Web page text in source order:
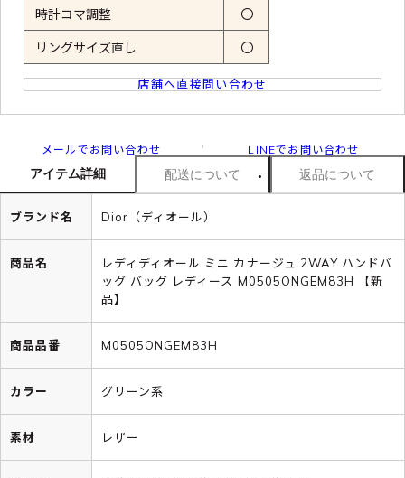
時計コマ調整 〇
リングサイズ直し 〇
店舗へ直接問い合わせ
メールでお問い合わせ LINEでお問い合わせ
アイテム詳細 配送について 返品について
ブランド名 Dior（ディオール）
商品名
レディディオール ミニ カナージュ 2WAY ハンドバ
ッグ バッグ レディース M0505ONGEM83H 【新
品】
商品品番 M0505ONGEM83H
カラー グリーン系
素材 レザー